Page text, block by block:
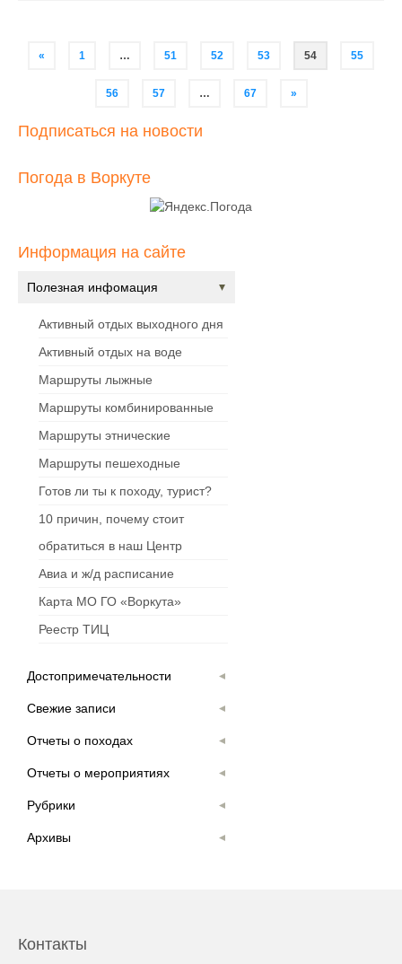
Навигация
« 1 … 51 52 53 54 55
56 57 … 67 »
Подписаться на новости
Погода в Воркуте
Информация на сайте
Полезная инфомация
Активный отдых выходного дня
Активный отдых на воде
Маршруты лыжные
Маршруты комбинированные
Маршруты этнические
Маршруты пешеходные
Готов ли ты к походу, турист?
10 причин, почему стоит
обратиться в наш Центр
Авиа и ж/д расписание
Карта МО ГО «Воркута»
Реестр ТИЦ
Достопримечательности
Свежие записи
Отчеты о походах
Отчеты о мероприятиях
Рубрики
Архивы
Контакты